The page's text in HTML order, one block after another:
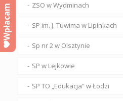
ZSO w Wydminach
SP im. J. Tuwima w Lipinkach
Sp nr 2 w Olsztynie
SP w Lejkowie
SP TO „Edukacja” w Łodzi
Wpłacam